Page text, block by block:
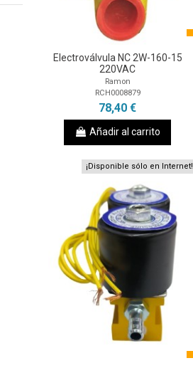
Electroválvula NC 2W-160-15
220VAC
Ramon
RCH0008879
78,40 €
Añadir al carrito
¡Disponible sólo en Internet!